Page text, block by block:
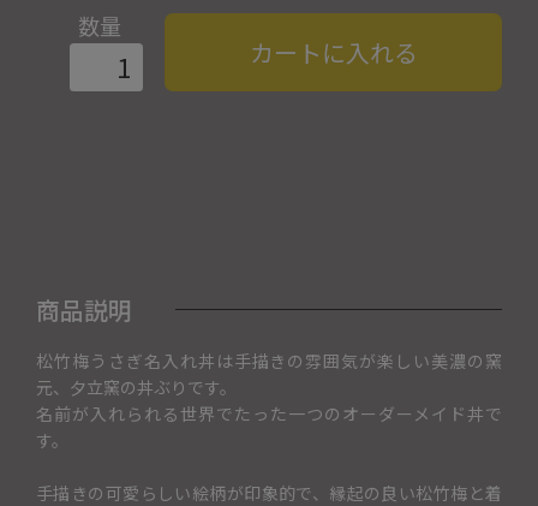
数量
カートに入れる
商品説明
松竹梅うさぎ名入れ丼は手描きの雰囲気が楽しい美濃の窯
元、夕立窯の丼ぶりです。
名前が入れられる世界でたった一つのオーダーメイド丼で
す。
手描きの可愛らしい絵柄が印象的で、縁起の良い松竹梅と着